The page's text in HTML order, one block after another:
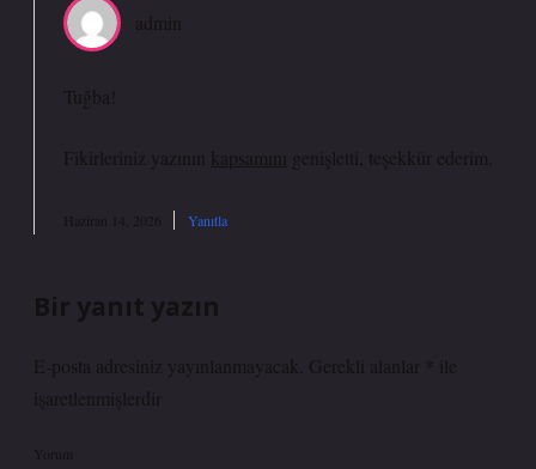
admin
Tuğba!
Fikirleriniz yazının kapsamını genişletti, teşekkür ederim.
Haziran 14, 2026 Yanıtla
Bir yanıt yazın
E-posta adresiniz yayınlanmayacak. Gerekli alanlar
ile
işaretlenmişlerdir
Yorum